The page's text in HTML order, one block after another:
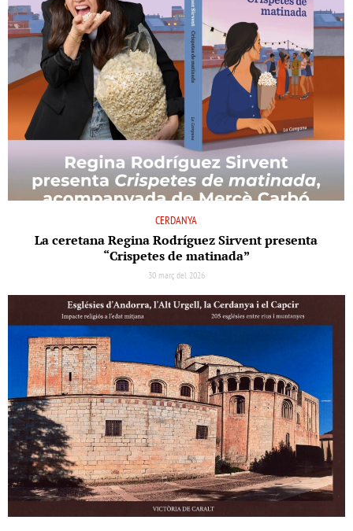
CERDANYA
La ceretana Regina Rodríguez Sirvent presenta
“Crispetes de matinada”
30 març del 2026